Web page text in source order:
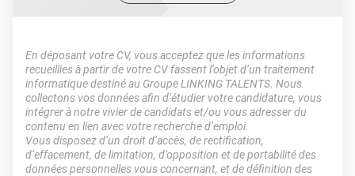
En déposant votre CV, vous acceptez que les informations
recueillies à partir de votre CV fassent l’objet d’un traitement
informatique destiné au Groupe LINKING TALENTS. Nous
collectons vos données afin d’étudier votre candidature, vous
intégrer à notre vivier de candidats et/ou vous adresser du
contenu en lien avec votre recherche d’emploi.
Vous disposez d’un droit d’accès, de rectification,
d’effacement, de limitation, d’opposition et de portabilité des
données personnelles vous concernant, et de définition des